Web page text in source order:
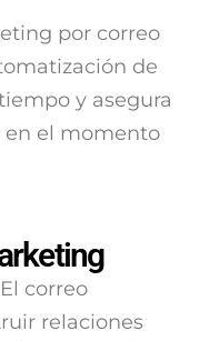
por correo
de
y asegura
en el momento
El correo
relaciones